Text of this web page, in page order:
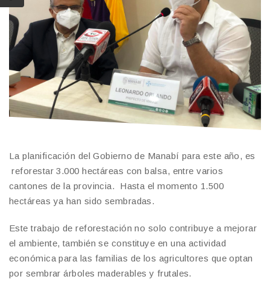
La planificación del Gobierno de Manabí para este año, es
reforestar 3.000 hectáreas con balsa, entre varios
cantones de la provincia. Hasta el momento 1.500
hectáreas ya han sido sembradas.
Este trabajo de reforestación no solo contribuye a mejorar
el ambiente, también se constituye en una actividad
económica para las familias de los agricultores que optan
por sembrar árboles maderables y frutales.